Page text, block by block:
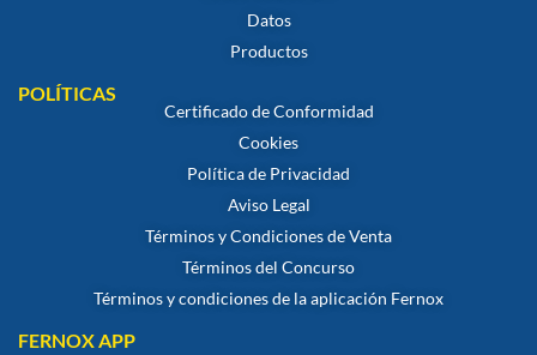
Datos
Productos
POLÍTICAS
Certificado de Conformidad
Cookies
Política de Privacidad
Aviso Legal
Términos y Condiciones de Venta
Términos del Concurso
Términos y condiciones de la aplicación Fernox
FERNOX APP